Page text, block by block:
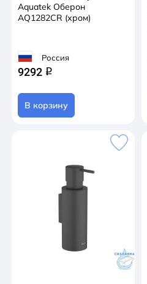
Aquatek Оберон
AQ1282CR (хром)
Россия
9292 q
В корзину